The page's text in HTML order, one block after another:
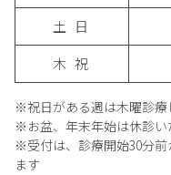
土 日
木 祝
※祝日がある週は木曜診療
※お盆、年末年始は休診い
※受付は、診療開始30分前
ます